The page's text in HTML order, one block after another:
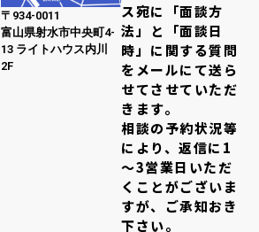
〒934-0011
富山県射水市中央町4-
13 ライトハウス内川
2F
ス宛に「面談方
法」と「面談日
時」に関する質問
をメールにて送ら
せてさせていただ
きます。
相談の予約状況等
により、返信に1
～3営業日いただ
くことがございま
すが、ご承知おき
下さい。